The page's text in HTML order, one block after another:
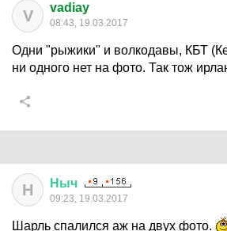
V vadiay
08:43, 19.03.2017
Одни "рыжики" и волкодавы, КБТ
ни одного нет на фото. Так тож
Н Ныч
09:23, 19.03.2017
Шарль спалился аж на двух фото.